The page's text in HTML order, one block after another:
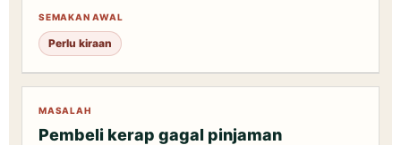
Perlu kiraan
Pembeli kerap gagal pinjaman